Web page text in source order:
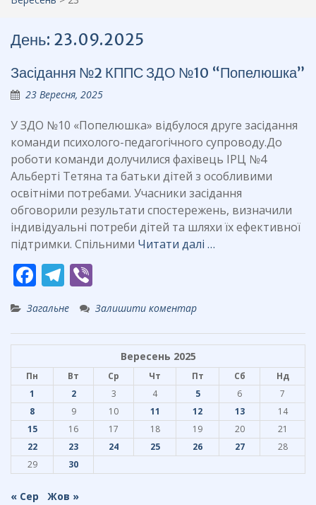
День: 23.09.2025
Засідання №2 КППС ЗДО №10 “Попелюшка”
23 Вересня, 2025
У ЗДО №10 «Попелюшка» відбулося друге засідання
команди психолого-педагогічного супроводу.До
роботи команди долучилися фахівець ІРЦ №4
Альберті Тетяна та батьки дітей з особливими
освітніми потребами. Учасники засідання
обговорили результати спостережень, визначили
індивідуальні потреби дітей та шляхи їх ефективної
підтримки. Спільними Читати далі …
F
e
b
o
o
k
T
el
e
gr
a
m
b
er
Загальне Залишити коментар
Вересень 2025
Пн Вт Ср Чт Пт Сб
Нд
1
2 3 4 5 6
7
8
9 10 11 12 13
14
15
16 17 18 19 20
21
22
23 24 25 26 27
28
29
30
« Сер Жов »